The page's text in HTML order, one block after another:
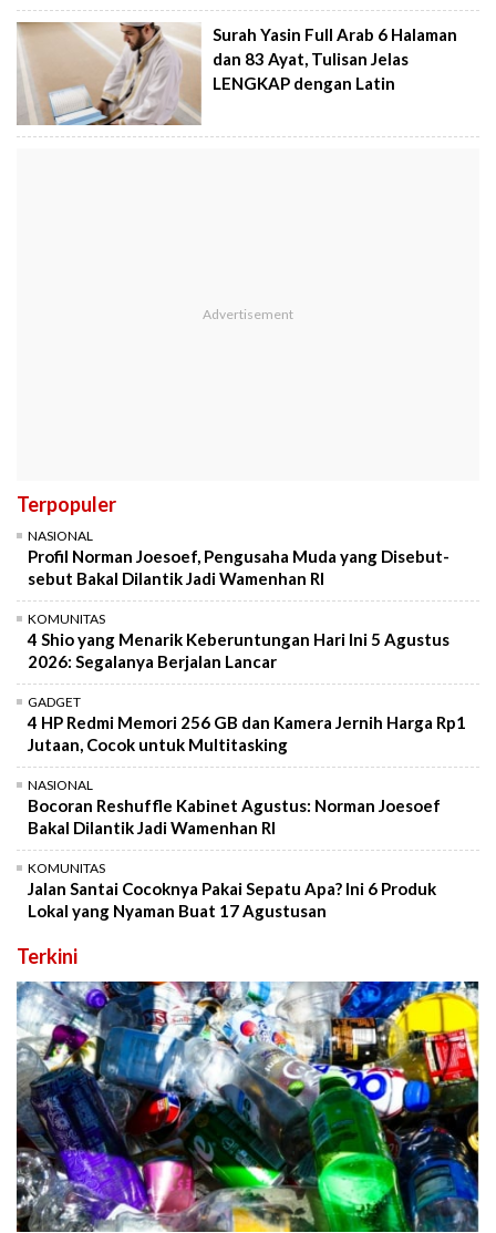
Surah Yasin Full Arab 6 Halaman
dan 83 Ayat, Tulisan Jelas
LENGKAP dengan Latin
Terpopuler
NASIONAL
Profil Norman Joesoef, Pengusaha Muda yang Disebut-
sebut Bakal Dilantik Jadi Wamenhan RI
KOMUNITAS
4 Shio yang Menarik Keberuntungan Hari Ini 5 Agustus
2026: Segalanya Berjalan Lancar
GADGET
4 HP Redmi Memori 256 GB dan Kamera Jernih Harga Rp1
Jutaan, Cocok untuk Multitasking
NASIONAL
Bocoran Reshuffle Kabinet Agustus: Norman Joesoef
Bakal Dilantik Jadi Wamenhan RI
KOMUNITAS
Jalan Santai Cocoknya Pakai Sepatu Apa? Ini 6 Produk
Lokal yang Nyaman Buat 17 Agustusan
Terkini